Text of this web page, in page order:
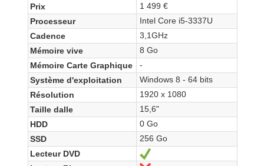
Prix
1 499 €
Processeur
Intel Core i5-3337U
Cadence
3,1GHz
Mémoire vive
8 Go
Mémoire Carte Graphique
-
Système d'exploitation
Windows 8 - 64 bits
Résolution
1920 x 1080
Taille dalle
15,6"
HDD
0 Go
SSD
256 Go
Lecteur DVD